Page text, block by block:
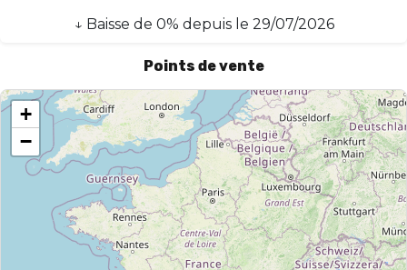
↓ Baisse de 0% depuis le 29/07/2026
Points de vente
+
−